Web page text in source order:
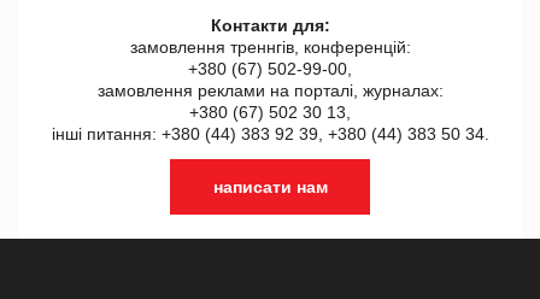
Контакти для:
замовлення треннгів, конференцій:
+380 (67) 502-99-00,
замовлення реклами на порталі, журналах:
+380 (67) 502 30 13,
інші питання: +380 (44) 383 92 39, +380 (44) 383 50 34.
написати нам